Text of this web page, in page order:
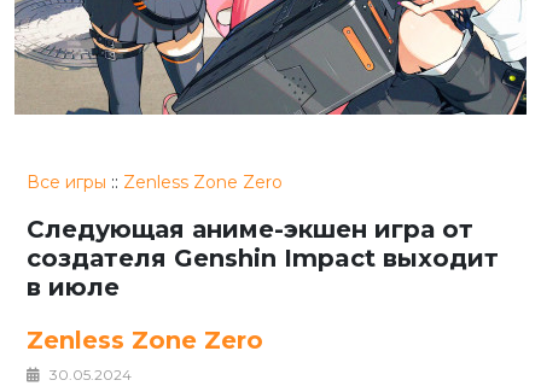
Все игры :: Zenless Zone Zero
Следующая аниме-экшен игра от
создателя Genshin Impact выходит
в июле
Zenless Zone Zero
30.05.2024